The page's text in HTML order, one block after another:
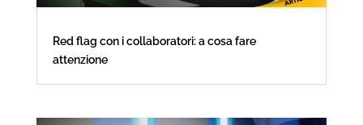
Red flag con i collaboratori: a cosa fare
attenzione